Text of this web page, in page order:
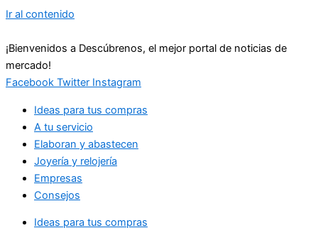
Ir al contenido
¡Bienvenidos a Descúbrenos, el mejor portal de noticias de
mercado!
Facebook Twitter Instagram
Ideas para tus compras
A tu servicio
Elaboran y abastecen
Joyería y relojería
Empresas
Consejos
Ideas para tus compras